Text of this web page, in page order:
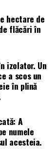
hectare de
flăcări în
izolator. Un
a scos un
în plină
A
numele
acesteia.